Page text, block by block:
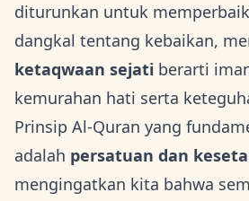
diturunkan untuk
dangkal tentang kebaikan,
ketaqwaan sejati berarti
kemurahan hati serta
Prinsip Al-Quran yang
adalah persatuan dan
mengingatkan kita bahwa